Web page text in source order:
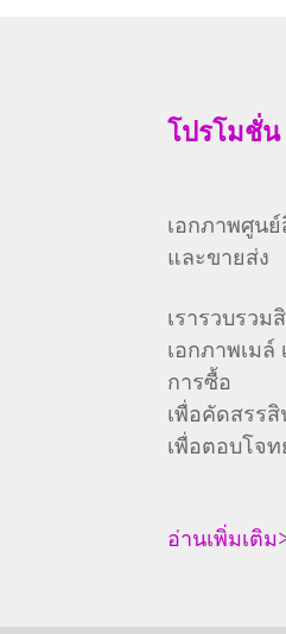
โปรโมชั่น
เอกภาพศูน
และขายส่ง
เรารวบรวม
เอกภาพเม
การซื้อ
เพื่อคัดสรร
เพื่อตอบโจ
อ่านเพิ่มเติม